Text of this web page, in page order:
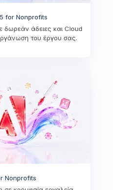
for Nonprofits
δωρεάν άδειες και Cloud
του έργου σας.
Nonprofits